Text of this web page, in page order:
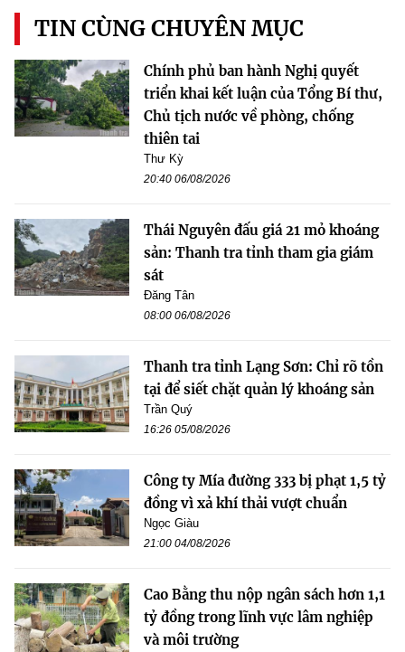
TIN CÙNG CHUYÊN MỤC
Chính phủ ban hành Nghị quyết
triển khai kết luận của Tổng Bí thư,
Chủ tịch nước về phòng, chống
thiên tai
Thư Kỳ
20:40 06/08/2026
Thái Nguyên đấu giá 21 mỏ khoáng
sản: Thanh tra tỉnh tham gia giám
sát
Đăng Tân
08:00 06/08/2026
Thanh tra tỉnh Lạng Sơn: Chỉ rõ tồn
tại để siết chặt quản lý khoáng sản
Trần Quý
16:26 05/08/2026
Công ty Mía đường 333 bị phạt 1,5 tỷ
đồng vì xả khí thải vượt chuẩn
Ngọc Giàu
21:00 04/08/2026
Cao Bằng thu nộp ngân sách hơn 1,1
tỷ đồng trong lĩnh vực lâm nghiệp
và môi trường